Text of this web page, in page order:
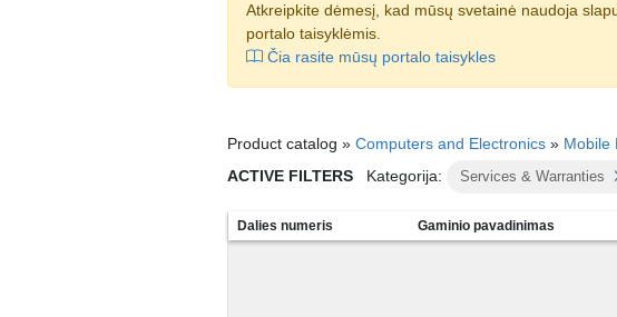
Atkreipkite dėmesį, kad mūsų svetainė naudoja
portalo taisyklėmis.
Čia rasite mūsų portalo taisykles
Product catalog » Computers and Electronics » Mobile
ACTIVE FILTERS
Kategorija: Services & Warranties
Dalies numeris Gaminio pavadinimas